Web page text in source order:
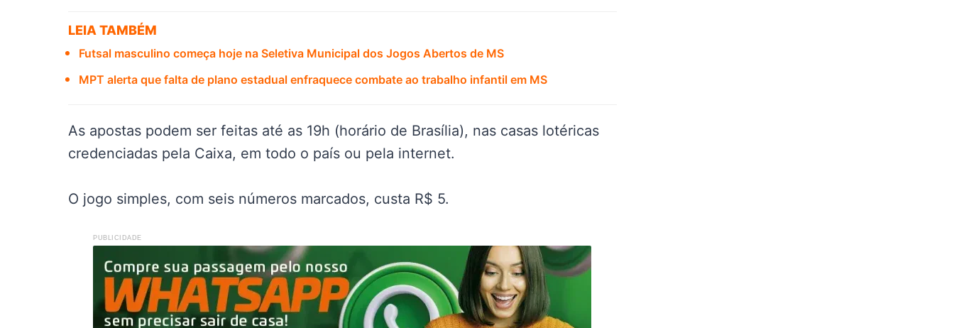
LEIA TAMBÉM
Futsal masculino começa hoje na Seletiva Municipal dos Jogos Abertos de MS
MPT alerta que falta de plano estadual enfraquece combate ao trabalho infantil em MS
As apostas podem ser feitas até as 19h (horário de Brasília), nas casas lotéricas
credenciadas pela Caixa, em todo o país ou pela internet.
O jogo simples, com seis números marcados, custa R$ 5.
PUBLICIDADE